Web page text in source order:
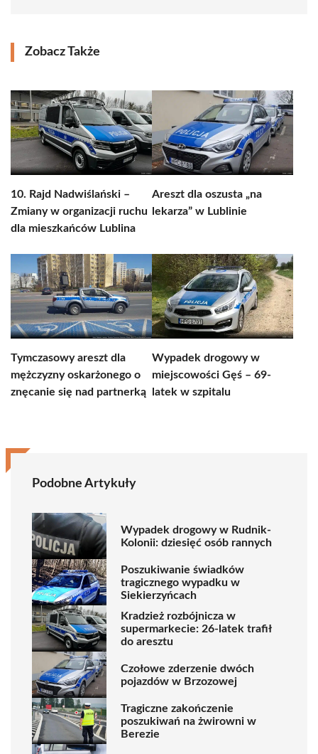
Zobacz Także
10. Rajd Nadwiślański –
Zmiany w organizacji ruchu
dla mieszkańców Lublina
Areszt dla oszusta „na
lekarza” w Lublinie
Tymczasowy areszt dla
mężczyzny oskarżonego o
znęcanie się nad partnerką
Wypadek drogowy w
miejscowości Gęś – 69-
latek w szpitalu
Podobne Artykuły
Wypadek drogowy w Rudnik-
Kolonii: dziesięć osób rannych
Poszukiwanie świadków
tragicznego wypadku w
Siekierzyńcach
Kradzież rozbójnicza w
supermarkecie: 26-latek trafił
do aresztu
Czołowe zderzenie dwóch
pojazdów w Brzozowej
Tragiczne zakończenie
poszukiwań na żwirowni w
Berezie